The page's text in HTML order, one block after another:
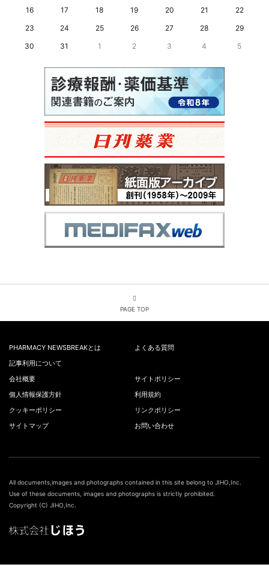
16
17 18 19 20 21
22
23
24 25 26 27 28
29
30
31 1 2 3 4 5
PAGE TOP
PHARMACY NEWSBREAKとは
よくある質問
記事利用について
会社概要
サイトポリシー
個人情報保護方針
利用規約
クッキーポリシー
リンクポリシー
サイトマップ
お問い合わせ
All documents,images and photographs contained in this site belong to JIHO,Inc.
Use of these documents, images and photographs is strictly prohibited.
Copyright (C) JIHO,Inc.